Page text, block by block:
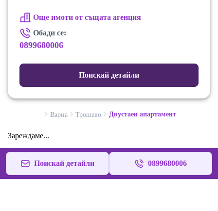
Още имоти от същата агенция
Обади се:
0899680006
Поискай детайли
Варна Трошево Двустаен апартамент
Зареждаме...
Поискай детайли 0899680006